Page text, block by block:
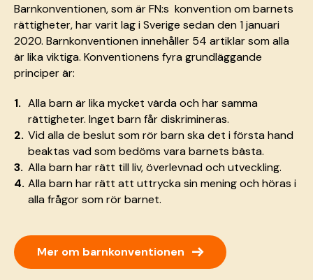
Barnkonventionen, som är FN:s konvention om barnets
rättigheter, har varit lag i Sverige sedan den 1 januari
2020. Barnkonventionen innehåller 54 artiklar som alla
är lika viktiga. Konventionens fyra grundläggande
principer är:
Alla barn är lika mycket värda och har samma
rättigheter. Inget barn får diskrimineras.
Vid alla de beslut som rör barn ska det i första hand
beaktas vad som bedöms vara barnets bästa.
Alla barn har rätt till liv, överlevnad och utveckling.
Alla barn har rätt att uttrycka sin mening och höras i
alla frågor som rör barnet.
Mer om barnkonventionen →